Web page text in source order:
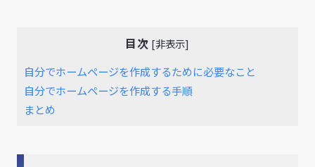
目次 [非表示]
自分でホームページを作成するために必要なこと
自分でホームページを作成する手順
まとめ